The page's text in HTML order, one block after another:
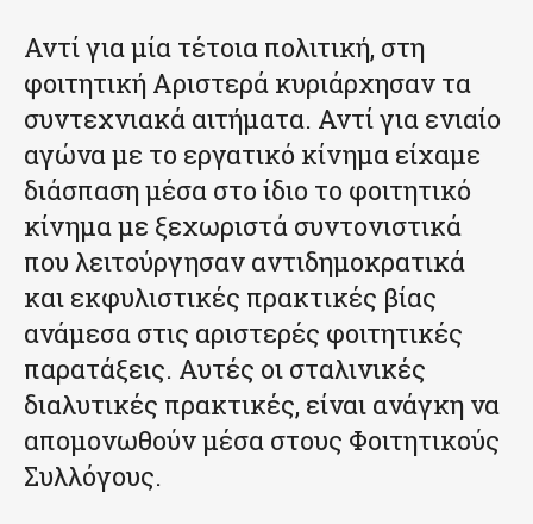
Αντί για μία τέτοια πολιτική, στη
φοιτητική Αριστερά κυριάρχησαν τα
συντεχνιακά αιτήματα. Αντί για ενιαίο
αγώνα με το εργατικό κίνημα είχαμε
διάσπαση μέσα στο ίδιο το φοιτητικό
κίνημα με ξεχωριστά συντονιστικά
που λειτούργησαν αντιδημοκρατικά
και εκφυλιστικές πρακτικές βίας
ανάμεσα στις αριστερές φοιτητικές
παρατάξεις. Αυτές οι σταλινικές
διαλυτικές πρακτικές, είναι ανάγκη να
απομονωθούν μέσα στους Φοιτητικούς
Συλλόγους.